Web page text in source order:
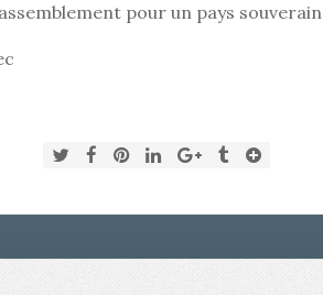
pour un pays souverain